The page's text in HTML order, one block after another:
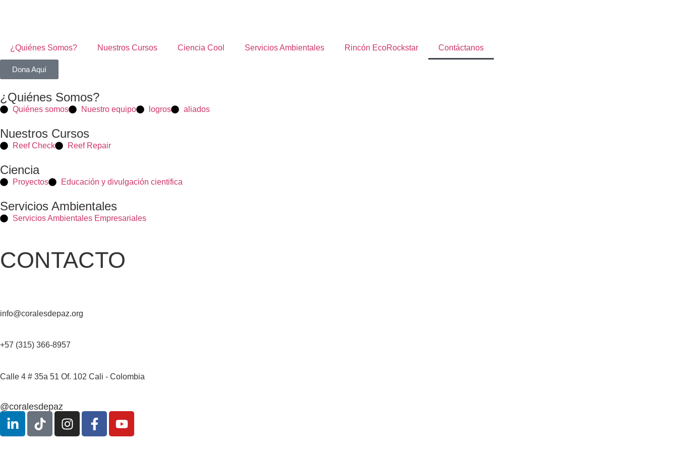
¿Quiénes Somos? Nuestros Cursos Ciencia Cool Servicios Ambientales Rincón EcoRockstar Contáctanos
Dona Aquí
¿Quiénes Somos?
Quiénes somos Nuestro equipo logros aliados
Nuestros Cursos
Reef Check Reef Repair
Ciencia
Proyectos Educación y divulgación cientifica
Servicios Ambientales
Servicios Ambientales Empresariales
CONTACTO
info@coralesdepaz.org
+57 (315) 366-8957‬
Calle 4 # 35a 51 Of. 102 Cali - Colombia
@coralesdepaz